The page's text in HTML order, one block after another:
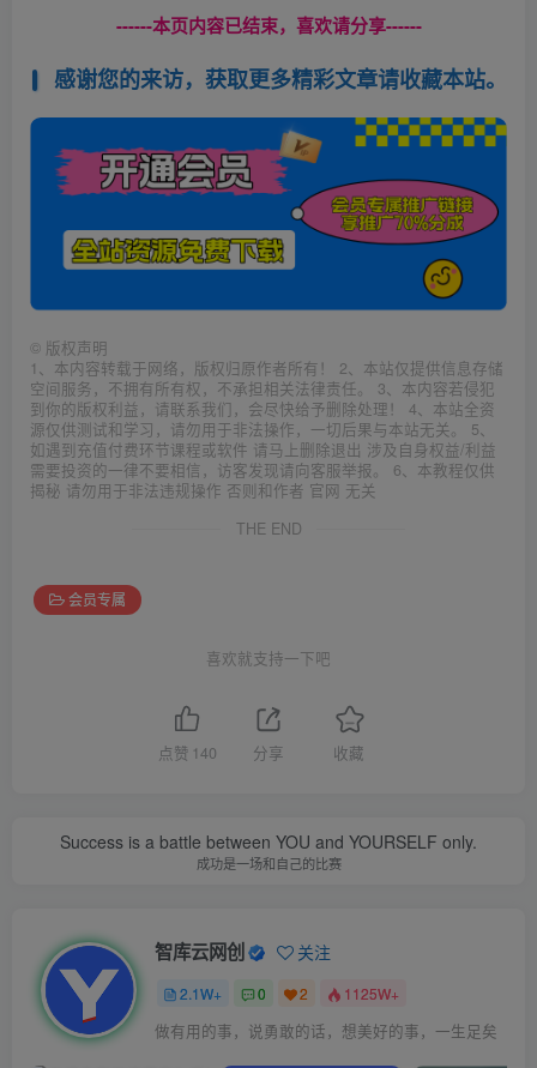
------本页内容已结束，喜欢请分享------
感谢您的来访，获取更多精彩文章请收藏本站。
© 版权声明
1、本内容转载于网络，版权归原作者所有！ 2、本站仅提供信息存储
空间服务，不拥有所有权，不承担相关法律责任。 3、本内容若侵犯
到你的版权利益，请联系我们，会尽快给予删除处理！ 4、本站全资
源仅供测试和学习，请勿用于非法操作，一切后果与本站无关。 5、
如遇到充值付费环节课程或软件 请马上删除退出 涉及自身权益/利益
需要投资的一律不要相信，访客发现请向客服举报。 6、本教程仅供
揭秘 请勿用于非法违规操作 否则和作者 官网 无关
THE END
会员专属
喜欢就支持一下吧
点赞 140 分享 收藏
Success is a battle between YOU and YOURSELF only.
成功是一场和自己的比赛
智库云网创 关注
2.1W+ 0 2 1125W+
做有用的事，说勇敢的话，想美好的事，一生足矣